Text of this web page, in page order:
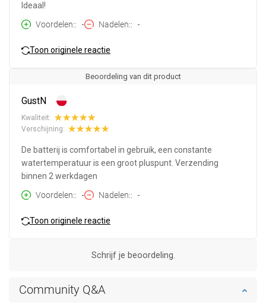
Ideaal!
Voordelen:
- Nadelen: -
Toon originele reactie
Beoordeling van dit product
GustN
Kwaliteit:
Verschijning:
De batterij is comfortabel in gebruik, een constante
watertemperatuur is een groot pluspunt. Verzending
binnen 2 werkdagen
Voordelen:
- Nadelen: -
Toon originele reactie
Schrijf je beoordeling.
Community Q&A